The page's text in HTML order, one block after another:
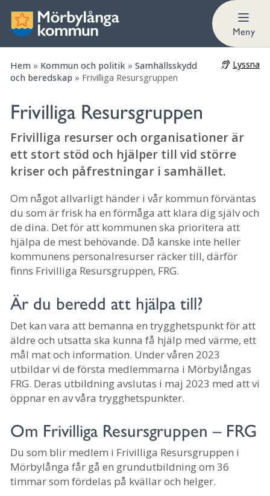
Meny
Hem » Kommun och politik » Samhällsskydd
och beredskap » Frivilliga Resursgruppen
Lyssna
Frivilliga Resursgruppen
Frivilliga resurser och organisationer är
ett stort stöd och hjälper till vid större
kriser och påfrestningar i samhället.
Om något allvarligt händer i vår kommun förväntas
du som är frisk ha en förmåga att klara dig själv och
de dina. Det för att kommunen ska prioritera att
hjälpa de mest behövande. Då kanske inte heller
kommunens personalresurser räcker till, därför
finns Frivilliga Resursgruppen, FRG.
Är du beredd att hjälpa till?
Det kan vara att bemanna en trygghetspunkt för att
äldre och utsatta ska kunna få hjälp med värme, ett
mål mat och information. Under våren 2023
utbildar vi de första medlemmarna i Mörbylångas
FRG. Deras utbildning avslutas i maj 2023 med att vi
öppnar en av våra trygghetspunkter.
Om Frivilliga Resursgruppen – FRG
Du som blir medlem i Frivilliga Resursgruppen i
Mörbylånga får gå en grundutbildning om 36
timmar som fördelas på kvällar och helger.
Du blir en viktig resurs för kommunens
krisberedskap och totalförsvar